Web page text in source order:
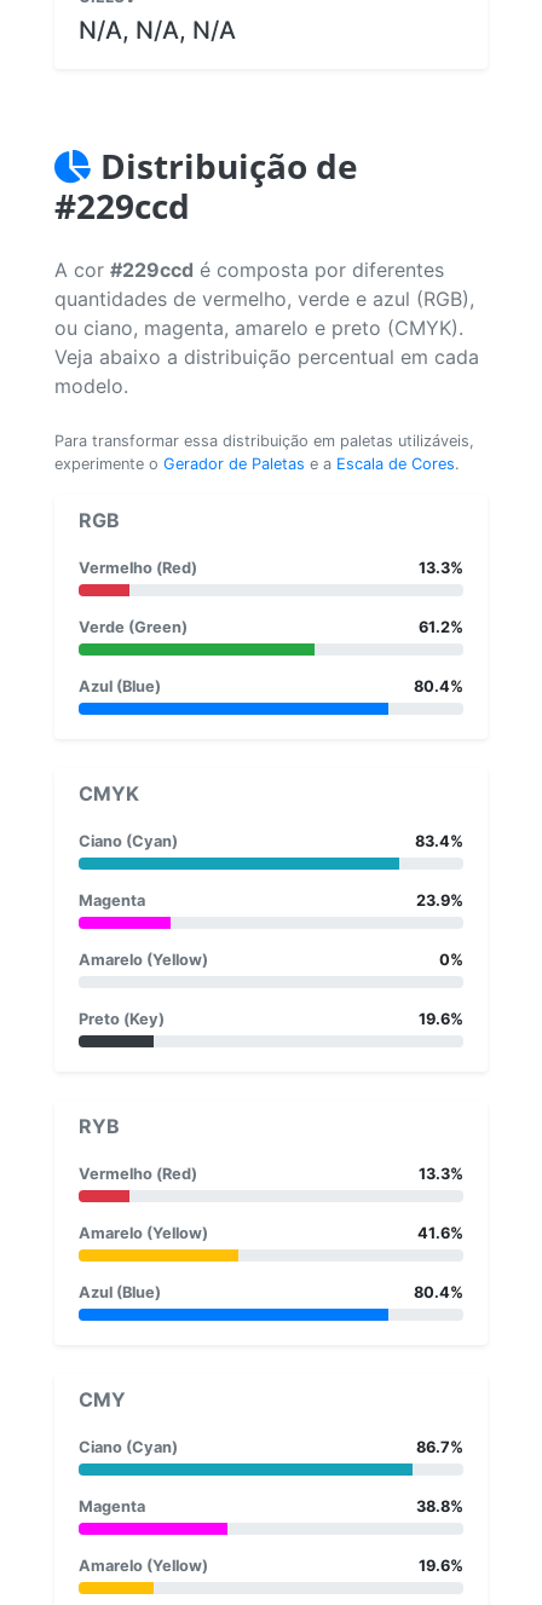
N/A, N/A, N/A
Distribuição de
#229ccd
A cor #229ccd é composta por diferentes
quantidades de vermelho, verde e azul (RGB),
ou ciano, magenta, amarelo e preto (CMYK).
Veja abaixo a distribuição percentual em cada
modelo.
Para transformar essa distribuição em paletas utilizáveis,
experimente o Gerador de Paletas e a Escala de Cores.
RGB
Vermelho (Red) 13.3%
Verde (Green) 61.2%
Azul (Blue) 80.4%
CMYK
Ciano (Cyan) 83.4%
Magenta 23.9%
Amarelo (Yellow) 0%
Preto (Key) 19.6%
RYB
Vermelho (Red) 13.3%
Amarelo (Yellow) 41.6%
Azul (Blue) 80.4%
CMY
Ciano (Cyan) 86.7%
Magenta 38.8%
Amarelo (Yellow) 19.6%